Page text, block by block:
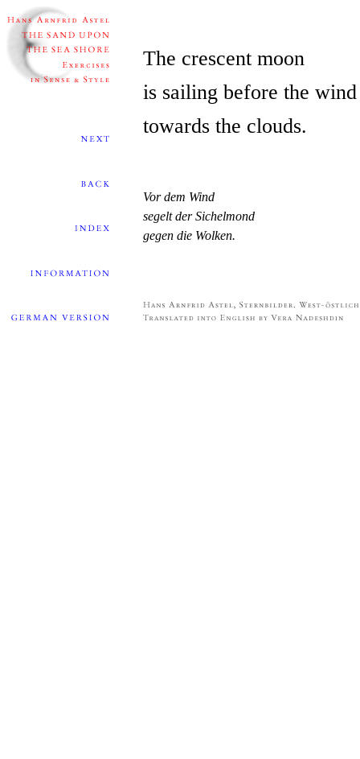
The crescent moon
is sailing before the wind
towards the clouds.
Vor dem Wind
segelt der Sichelmond
gegen die Wolken.